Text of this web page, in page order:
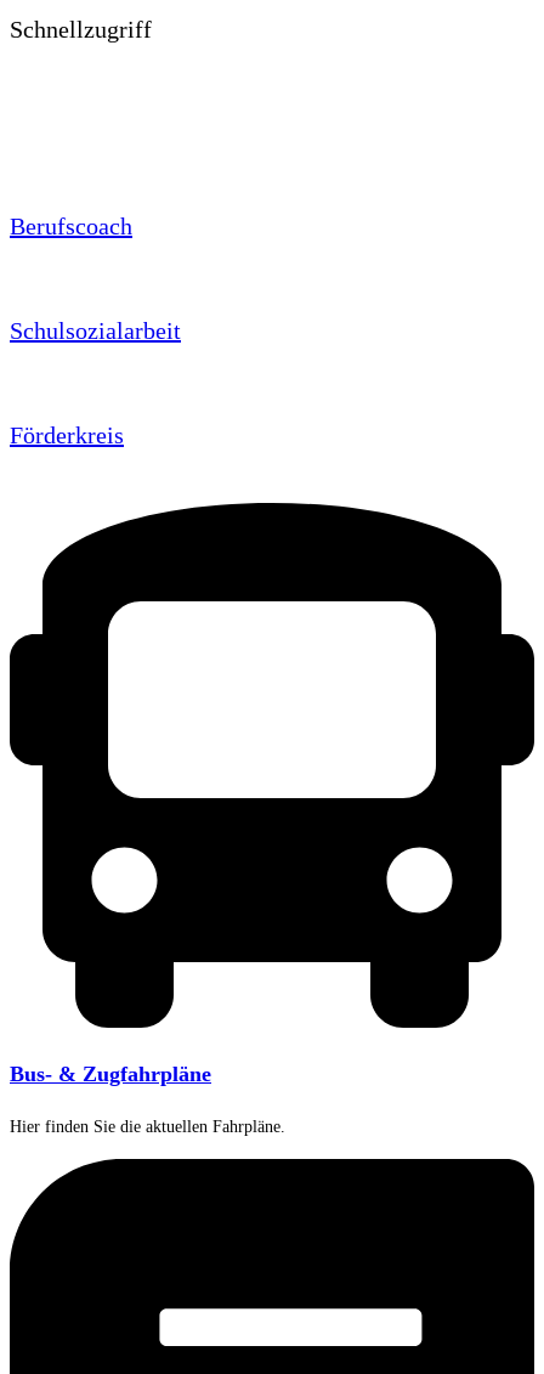
Schnellzugriff
Berufscoach
Schulsozialarbeit
Förderkreis
Bus- & Zugfahrpläne
Hier finden Sie die aktuellen Fahrpläne.